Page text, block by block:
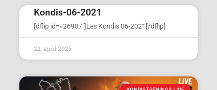
Kondis-06-2021
[dflip id=»26907″]Les Kondis 06-2021[/dflip]
22. april 2025